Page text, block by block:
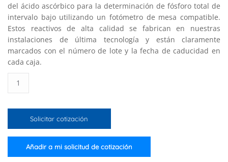
del ácido ascórbico para la determinación de fósforo total de
intervalo bajo utilizando un fotómetro de mesa compatible.
Estos reactivos de alta calidad se fabrican en nuestras
instalaciones de última tecnología y están claramente
marcados con el número de lote y la fecha de caducidad en
cada caja.
(50
pruebas)Solicitar cotización
Añadir a mi solicitud de cotización